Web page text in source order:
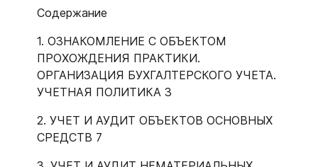
Содержание
1. ОЗНАКОМЛЕНИЕ С ОБЪЕКТОМ
ПРОХОЖДЕНИЯ ПРАКТИКИ.
ОРГАНИЗАЦИЯ БУХГАЛТЕРСКОГО УЧЕТА.
УЧЕТНАЯ ПОЛИТИКА 3
2. УЧЕТ И АУДИТ ОБЪЕКТОВ ОСНОВНЫХ
СРЕДСТВ 7